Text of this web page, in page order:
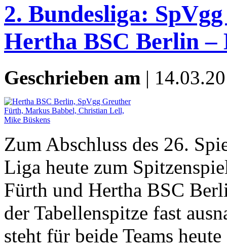
2. Bundesliga:
Hertha BSC Berlin –
Geschrieben am |
Zum Abschluss des 26.
Liga heute zum
Fürth und Hertha BSC
der Tabellenspitze fast
steht für beide Teams